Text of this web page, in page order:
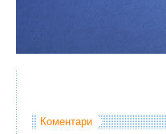
Коментари